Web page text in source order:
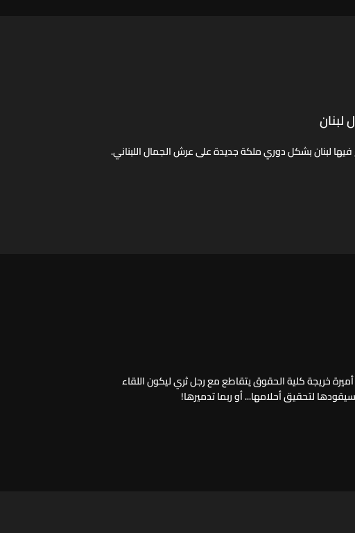
لبنان
لبنان بشكل دوري ملكة جديدة على عرش الجمال اللبناني.
خريجة كلية الحقوق يتقاطع مع رجل ثري ليكون اللقاء
لتحقيق أحلامها... أو ربما تدميرها!